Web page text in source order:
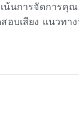
นการจัดการ
บเสียง แนวท